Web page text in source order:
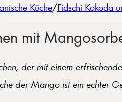
Küche/Fidschi Kokoda
mit
der mit einem
der Mango ist ein echter